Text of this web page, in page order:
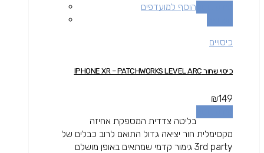
הוסף למועדפים
כיסויים
כיסוי שחור IPHONE XR – PATCHWORKS LEVEL ARC
₪149
בליטה צדדית המספקת אחיזה
מקסימלית חור יציאה גדול התואם לרוב כבלים של
3rd party גימור קדמי שמתאים באופן מושלם